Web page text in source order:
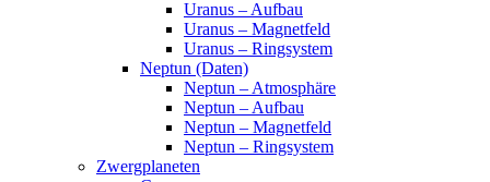
Uranus – Aufbau
Uranus – Magnetfeld
Uranus – Ringsystem
Neptun (Daten)
Neptun – Atmosphäre
Neptun – Aufbau
Neptun – Magnetfeld
Neptun – Ringsystem
Zwergplaneten